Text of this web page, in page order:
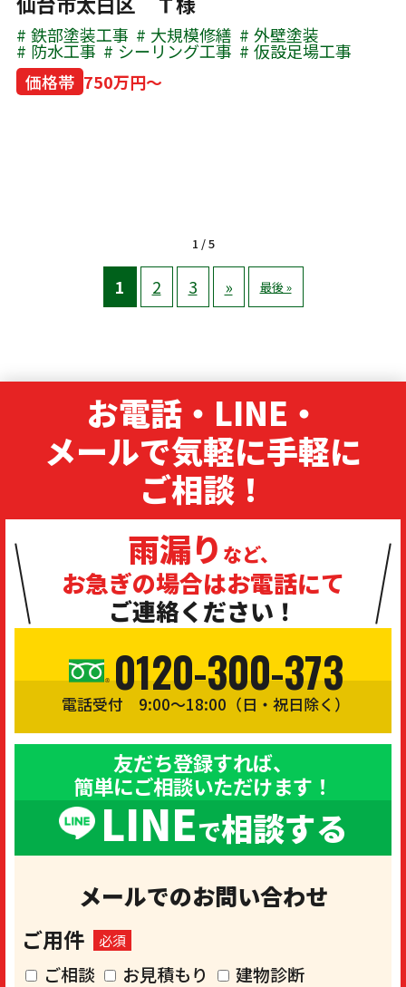
鉄部塗装工事 大規模修繕 外壁塗装
防水工事 シーリング工事
仮設足場工事
価格帯 750万円～
1 / 5
1 2 3 » 最後 »
お電話・LINE・
メールで気軽に手軽に
ご相談！
雨漏り など、
お急ぎの場合はお電話にて
ご連絡ください！
0120-300-373
電話受付 9:00〜18:00（日・祝日除く）
友だち登録すれば、
簡単にご相談いただけます！
LINEで相談する
メールでのお問い合わせ
ご用件 必須
ご相談 お見積もり 建物診断